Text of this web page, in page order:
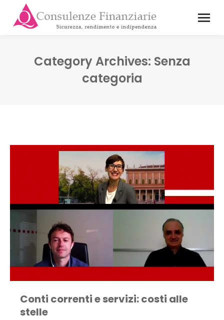
Category Archives: Senza
categoria
Conti correnti e servizi: costi alle
stelle